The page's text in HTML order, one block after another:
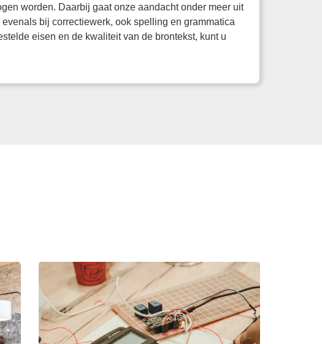
worden. Daarbij gaat onze aandacht onder meer uit
bij correctiewerk, ook spelling en grammatica
eisen en de kwaliteit van de brontekst, kunt u